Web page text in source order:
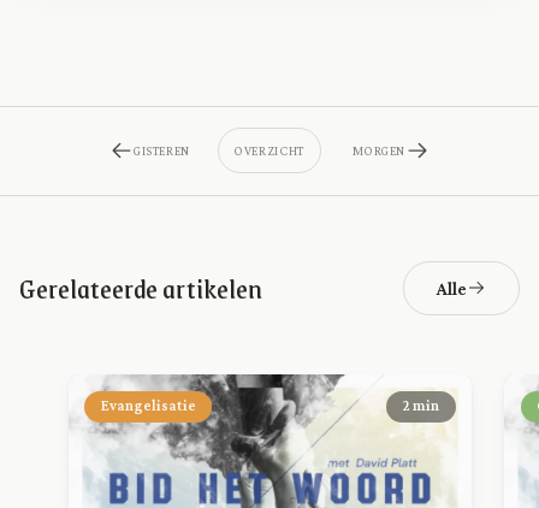
GISTEREN OVERZICHT MORGEN
Gerelateerde artikelen Alle
Evangelisatie 2 min